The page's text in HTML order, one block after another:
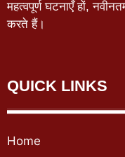
महत्वपूर्ण घटनाएँ हों,
करते हैं।
QUICK LINKS
Home